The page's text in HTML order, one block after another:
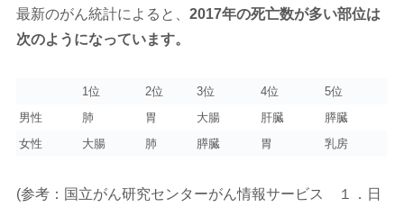
最新のがん統計によると、2017年の死亡数が多い部位は
次のようになっています。
1位 2位 3位 4位
5位
男性
肺 胃 大腸 肝臓
膵臓
女性
大腸 肺 膵臓 胃 乳房
(参考：国立がん研究センターがん情報サービス １．日